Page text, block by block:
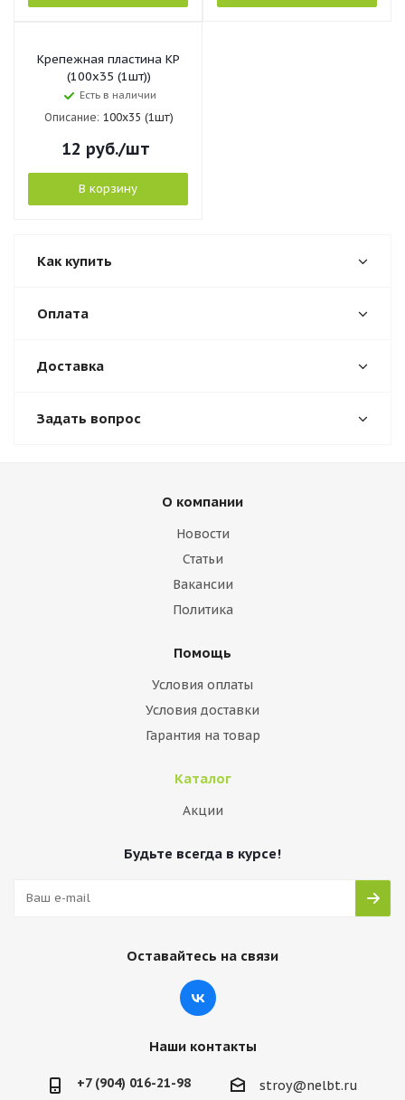
Крепежная пластина KP
(100х35 (1шт))
Есть в наличии
Описание: 100х35 (1шт)
12 руб./шт
В корзину
Как купить
Оплата
Доставка
Задать вопрос
О компании
Новости
Статьи
Вакансии
Политика
Помощь
Условия оплаты
Условия доставки
Гарантия на товар
Каталог
Акции
Будьте всегда в курсе!
Оставайтесь на связи
Наши контакты
+7 (904) 016-21-98 stroy@nelbt.ru